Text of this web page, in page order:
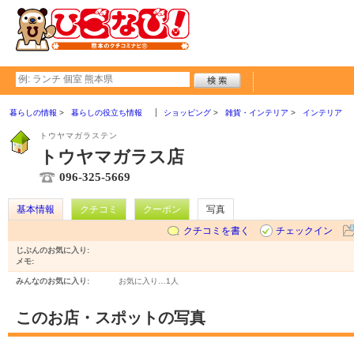
暮らしの情報 暮らしの役立ち情報 ショッピング 雑貨・インテリア インテリア
トウヤマガラステン
トウヤマガラス店
096-325-5669
基本情報 クチコミ クーポン
写真
クチコミを書く
チェックイン
じぶんのお気に入り:
メモ:
みんなのお気に入り: お気に入り… 1人
このお店・スポットの写真